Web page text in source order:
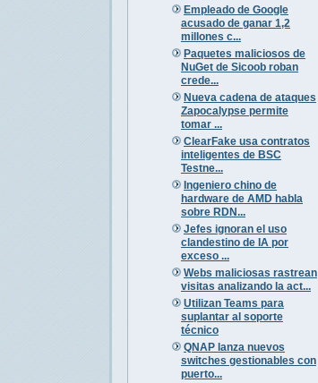
Empleado de Google
acusado de ganar 1,2
millones c...
Paquetes maliciosos de
NuGet de Sicoob roban
crede...
Nueva cadena de ataques
Zapocalypse permite
tomar ...
ClearFake usa contratos
inteligentes de BSC
Testne...
Ingeniero chino de
hardware de AMD habla
sobre RDN...
Jefes ignoran el uso
clandestino de IA por
exceso ...
Webs maliciosas rastrean
visitas analizando la act...
Utilizan Teams para
suplantar al soporte
técnico
QNAP lanza nuevos
switches gestionables con
puerto...